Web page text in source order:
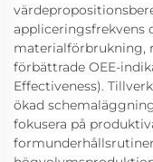
appliceringsfrekvens
materialförbrukning,
förbättrade OEE-
Effectiveness).
ökad
fokusera på